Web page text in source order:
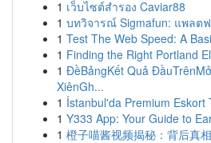
1 เว็บไซต์สำรอง Caviar88
1 บทวิจารณ์ Sigmafun: แพลต
1 Test The Web Speed: A
1 Finding the Right Portland
1 ĐềBảngKết Quả
XiênGh...
1 İstanbul'da Premium Eskort
1 Y333 App: Your Guide to
1 橙子喵酱视频揭秘：背后真